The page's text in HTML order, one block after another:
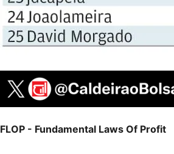
FLOP - Fundamental Laws Of Profit